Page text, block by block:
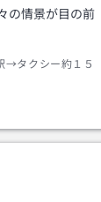
の情景が目の前
→タクシー約１５